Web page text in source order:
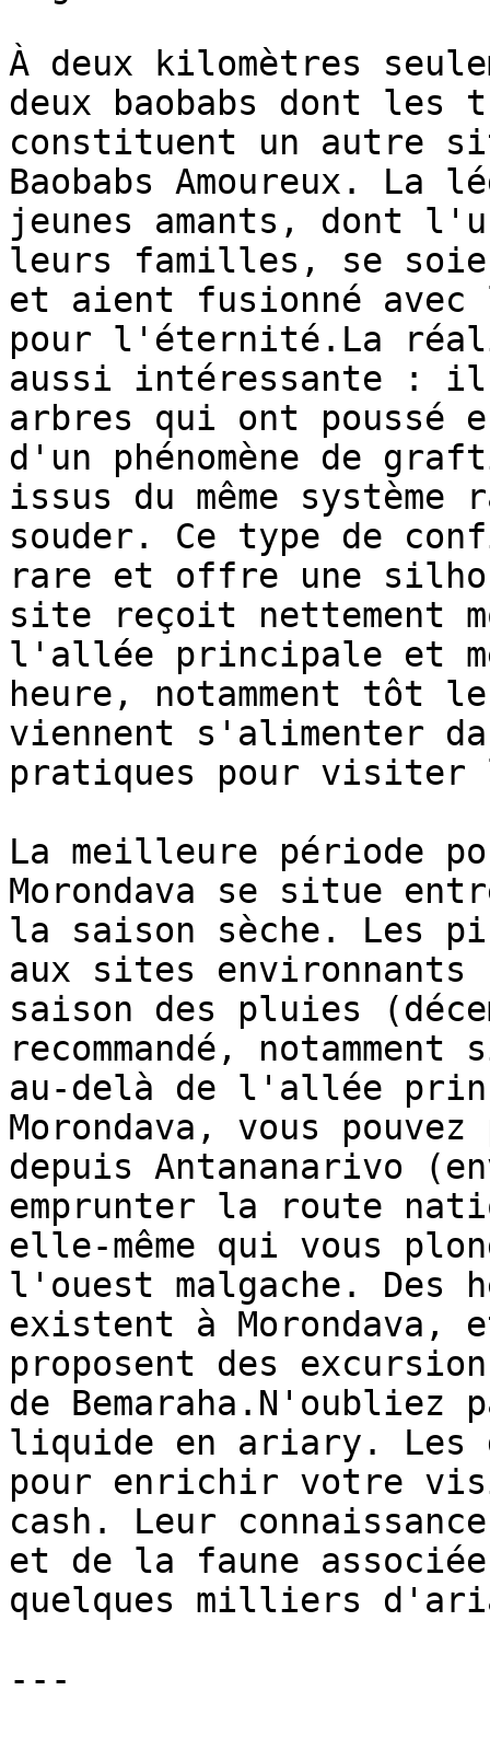
À deux kilomètres
deux baobabs dont les
constituent un autre
Baobabs Amoureux. La
jeunes amants, dont
leurs familles, se
et aient fusionné avec
pour l'éternité.La
aussi intéressante : il
arbres qui ont poussé
d'un phénomène de
issus du même
souder. Ce type de
rare et offre une
site reçoit nettement
l'allée principale et
heure, notamment tôt
viennent s'alimenter
pratiques pour visiter
La meilleure période
Morondava se situe
la saison sèche. Les
aux sites
saison des pluies
recommandé,
au-delà de l'allée
Morondava, vous
depuis Antananarivo
emprunter la route
elle-même qui vous
l'ouest malgache. Des
existent à Morondava,
proposent des
de
liquide en ariary. Les
pour enrichir votre
cash. Leur
et de la faune
quelques milliers
---